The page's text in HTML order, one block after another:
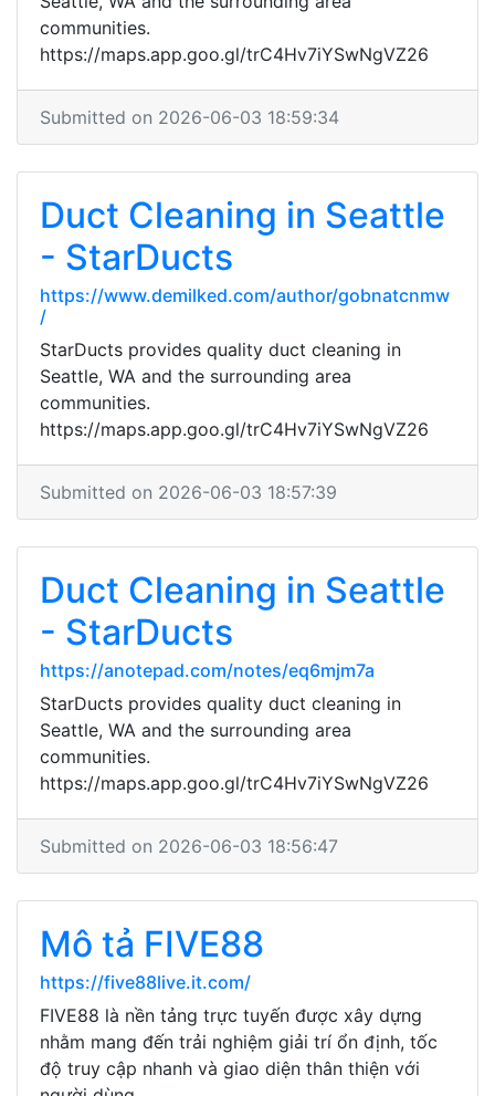
communities.
https://maps.app.goo.gl/trC4Hv7iYSwNgVZ26
Submitted on 2026-06-03 18:59:34
Duct Cleaning in Seattle
- StarDucts
https://www.demilked.com/author/gobnatcnmw
/
StarDucts provides quality duct cleaning in
Seattle, WA and the surrounding area
communities.
https://maps.app.goo.gl/trC4Hv7iYSwNgVZ26
Submitted on 2026-06-03 18:57:39
Duct Cleaning in Seattle
- StarDucts
https://anotepad.com/notes/eq6mjm7a
StarDucts provides quality duct cleaning in
Seattle, WA and the surrounding area
communities.
https://maps.app.goo.gl/trC4Hv7iYSwNgVZ26
Submitted on 2026-06-03 18:56:47
Mô tả FIVE88
https://five88live.it.com/
FIVE88 là nền tảng trực tuyến được xây dựng
nhằm mang đến trải nghiệm giải trí ổn định, tốc
độ truy cập nhanh và giao diện thân thiện với